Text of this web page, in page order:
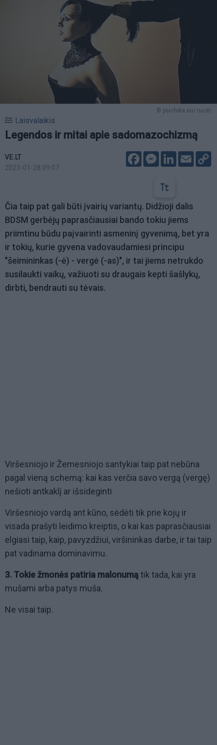
© psichika.eu/ nuotr.
Laisvalaikis
Legendos ir mitai apie sadomazochizmą
VE.LT
2023-01-28 09:07
FacebookMessenger
LinkedIn
Email
Čia taip pat gali būti įvairių variantų. Didžioji dalis
BDSM gerbėjų paprasčiausiai bando tokiu jiems
priimtinu būdu paįvairinti asmeninį gyvenimą, bet yra
ir tokių, kurie gyvena vadovaudamiesi principu
"šeimininkas (-ė) - vergė (-as)", ir tai jiems netrukdo
susilaukti vaikų, važiuoti su draugais kepti šašlykų,
dirbti, bendrauti su tėvais.
Viršesniojo ir Žemesniojo santykiai taip pat nebūna
pagal vieną schemą: kai kas verčia savo vergą (vergę)
nešioti antkaklį ar išsideginti
Viršesniojo vardą ant kūno, sėdėti tik prie kojų ir
visada prašyti leidimo kreiptis, o kai kas paprasčiausiai
elgiasi taip, kaip, pavyzdžiui, viršininkas darbe, ir tai taip
pat vadinama dominavimu.
3. Tokie žmonės patiria malonumątik tada, kai yra
mušami arba patys muša.
Ne visai taip.